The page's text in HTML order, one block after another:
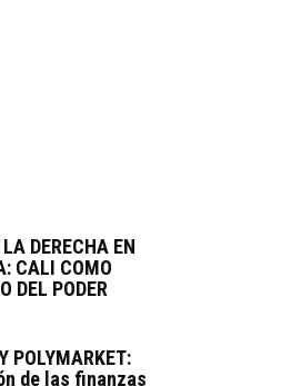
DERECHA EN
CALI COMO
DEL PODER
POLYMARKET:
de las finanzas